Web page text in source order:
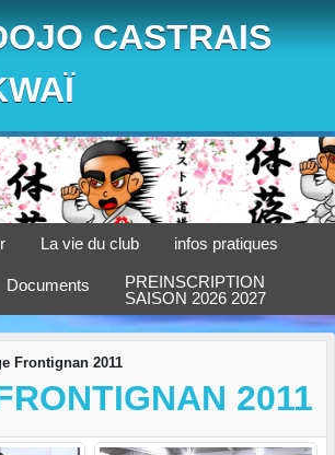
CASTRAIS
La vie du club infos pratiques
Documents
PREINSCRIPTION
SAISON 2026 2027
Frontignan 2011
2011
cookies